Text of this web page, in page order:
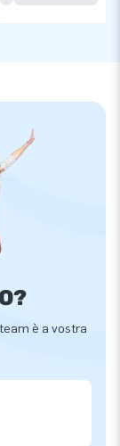
è a vostra